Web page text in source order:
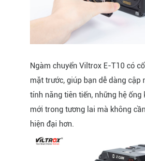
Ngàm chuyển Viltrox E-T10 có
mặt trước, giúp bạn dễ dàng cập
tính năng tiên tiến, những hệ
mới trong tương lai mà không
hiện đại hơn.